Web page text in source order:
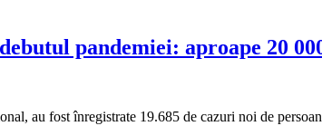
pandemiei: aproape 20
au fost înregistrate 19.685 de cazuri noi de